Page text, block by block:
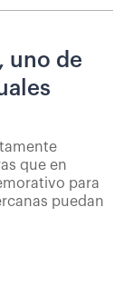
uno de
que en
para
puedan